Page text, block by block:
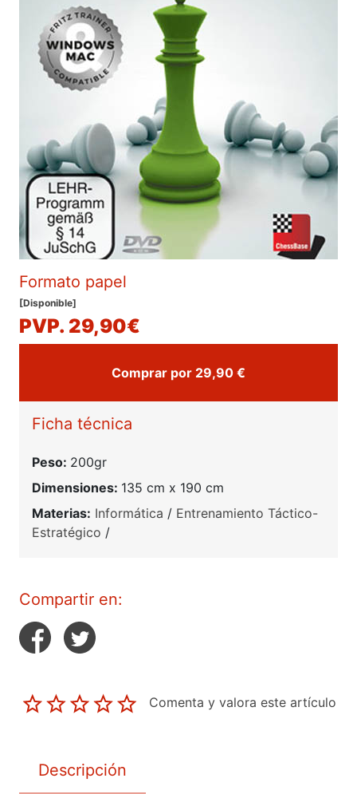
Formato papel
[Disponible]
PVP. 29,90€
Comprar por 29,90 €
Ficha técnica
Peso: 200gr
Dimensiones: 135 cm x 190 cm
Materias: Informática / Entrenamiento Táctico-
Estratégico /
Compartir en:
Comenta y valora este artículo
Descripción